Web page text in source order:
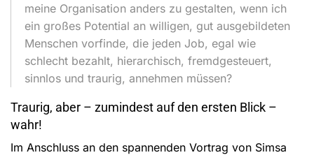
meine Organisation anders zu gestalten, wenn ich
ein großes Potential an willigen, gut ausgebildeten
Menschen vorfinde, die jeden Job, egal wie
schlecht bezahlt, hierarchisch, fremdgesteuert,
sinnlos und traurig, annehmen müssen?
Traurig, aber – zumindest auf den ersten Blick –
wahr!
Im Anschluss an den spannenden Vortrag von Simsa